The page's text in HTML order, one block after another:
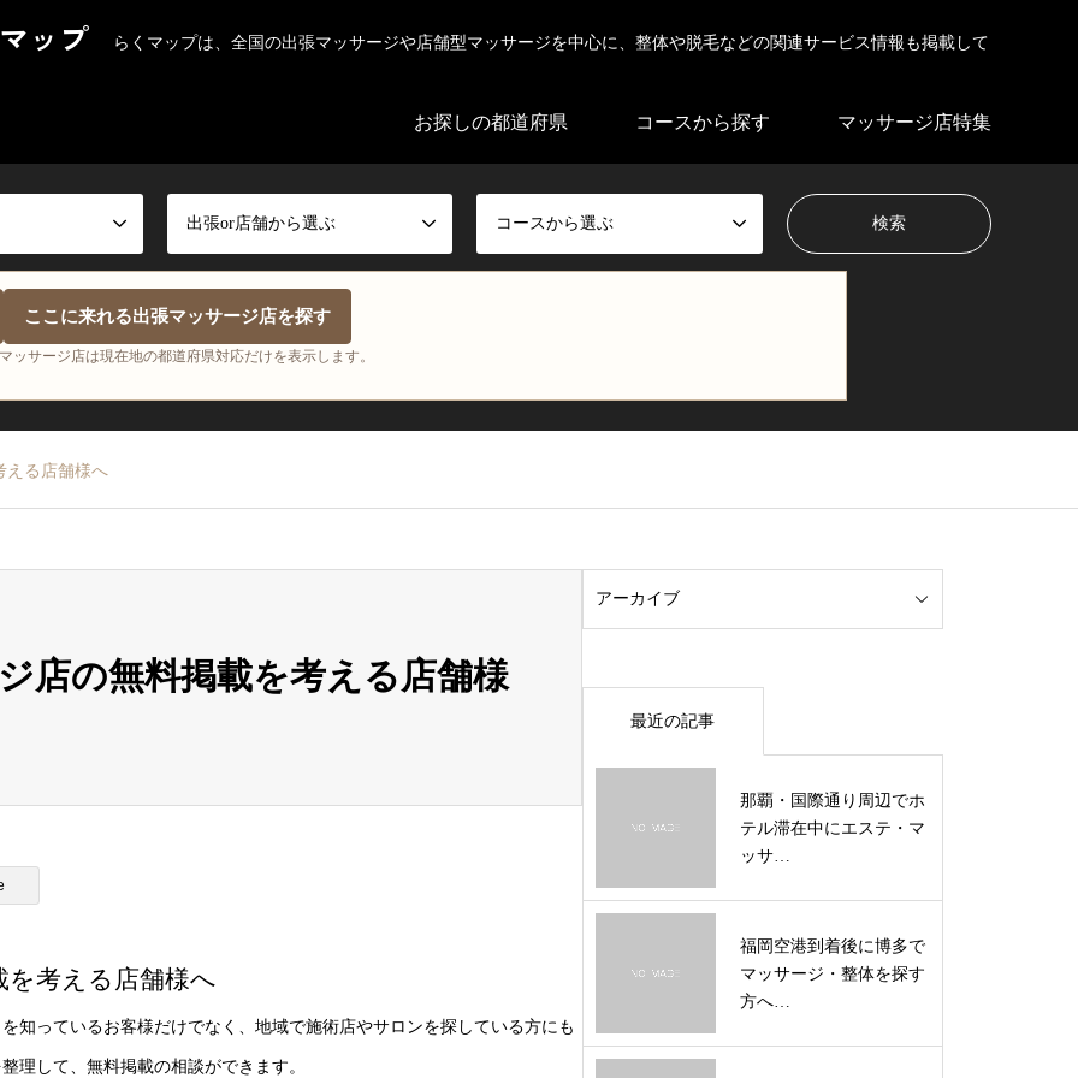
ップ らくマップは、全国の出張マッサージや店舗型マッサージを中心に、整体や脱毛などの関連サービス情報も掲載して
お探しの都道府県 コースから探す マッサージ店特集
出張or店舗から選ぶ コースから選ぶ
ここに来れる出張マッサージ店を探す
サージ店は現在地の都道府県対応だけを表示します。
える店舗様へ
店の無料掲載を考える店舗様
を考える店舗様へ
知っているお客様だけでなく、地域で施術店やサロンを探している方にも
理して、無料掲載の相談ができます。
最近の記事
那覇・国際通り周辺でホ
テル滞在中にエステ・マ
ッサ…
福岡空港到着後に博多で
マッサージ・整体を探す
方へ…